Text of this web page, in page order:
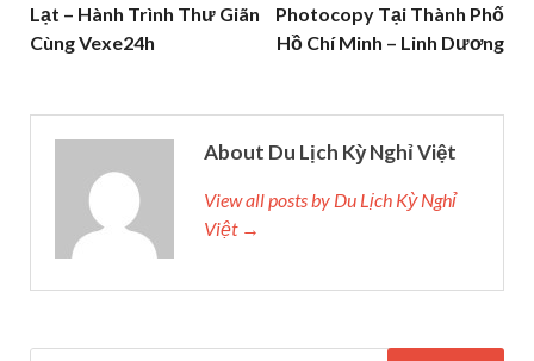
Lạt – Hành Trình Thư Giãn
Cùng Vexe24h
Photocopy Tại Thành Phố
Hồ Chí Minh – Linh Dương
About Du Lịch Kỳ Nghỉ Việt
View all posts by Du Lịch Kỳ Nghỉ
Việt →